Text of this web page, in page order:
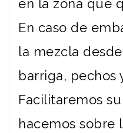
en la zona que
En caso de
la mezcla
barriga, pechos
Facilitaremos
hacemos sobre